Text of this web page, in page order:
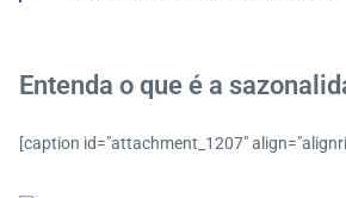
Entenda o que é a
[caption id="attachment_1207"